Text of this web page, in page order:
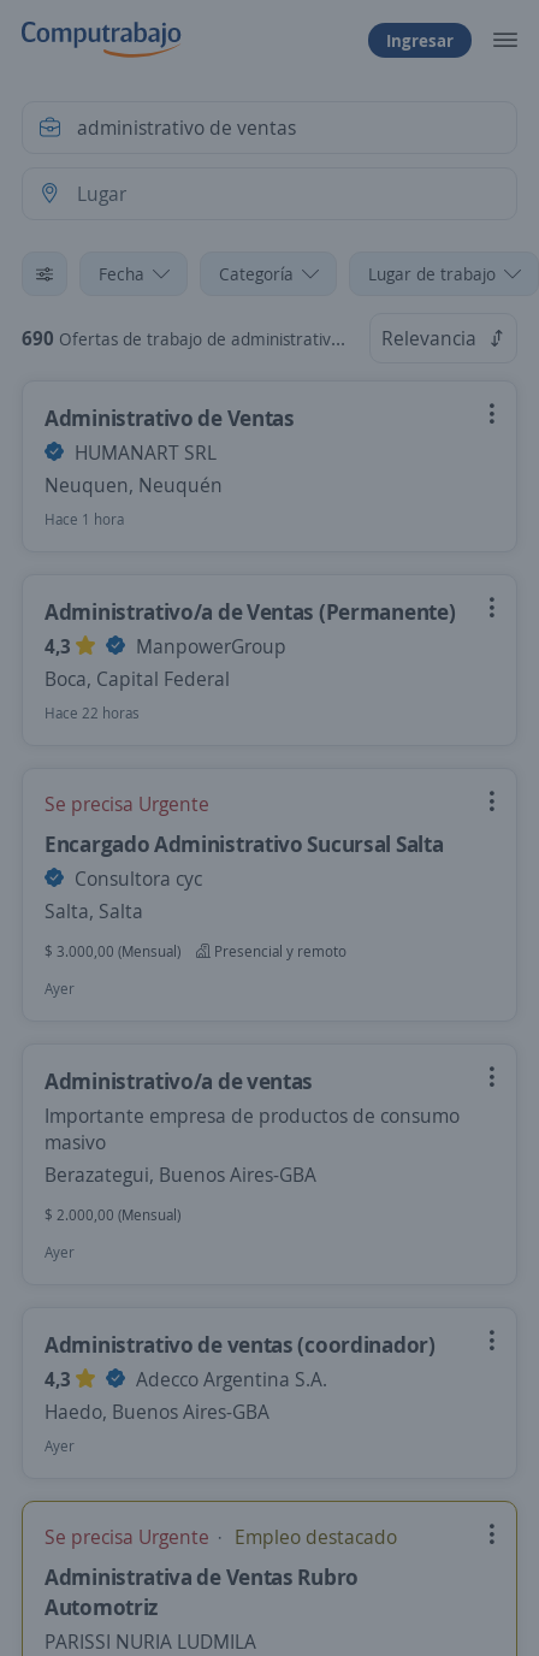
Ingresar
Fecha Categoría Lugar de trabajo
690 Ofertas de trabajo de administrativo de ventas Relevancia
Administrativo de Ventas
HUMANART SRL
Neuquen, Neuquén
Hace 1 hora
Administrativo/a de Ventas (Permanente)
4,3
ManpowerGroup
Boca, Capital Federal
Hace 22 horas
Se precisa Urgente
Encargado Administrativo Sucursal Salta
Consultora cyc
Salta, Salta
$ 3.000,00 (Mensual)
Presencial y remoto
Ayer
Administrativo/a de ventas
Importante empresa de productos de consumo
masivo
Berazategui, Buenos Aires-GBA
$ 2.000,00 (Mensual)
Ayer
Administrativo de ventas (coordinador)
4,3
Adecco Argentina S.A.
Haedo, Buenos Aires-GBA
Ayer
Se precisa Urgente Empleo destacado
Administrativa de Ventas Rubro
Automotriz
PARISSI NURIA LUDMILA